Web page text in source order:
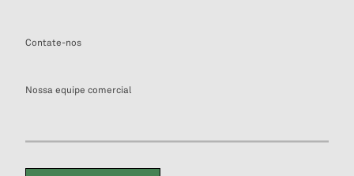
Contate-nos
Nossa equipe comercial